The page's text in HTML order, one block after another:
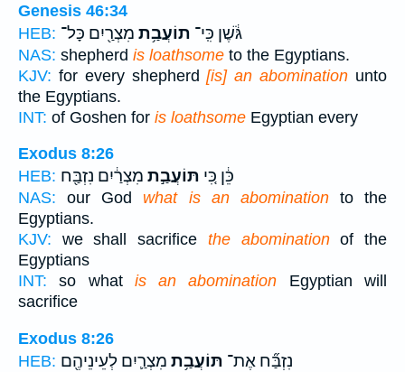
Genesis 46:34
HEB:
גֹּ֔שֶׁן כִּֽי־ תוֹעֲבַ֥ת מִצְרַ֖יִם כָּל־
NAS: shepherd is loathsome to the Egyptians.
KJV: for every shepherd[is] an abomination unto
the Egyptians.
INT: of Goshen for is loathsome Egyptian every
Exodus 8:26
HEB:
כֵּ֔ן כִּ֚י תּוֹעֲבַ֣ת מִצְרַ֔יִם נִזְבַּ֖ח
NAS: our God what is an abominationto the
Egyptians.
KJV: we shall sacrifice the abominationof the
Egyptians
INT: so what is an abomination Egyptian will
sacrifice
Exodus 8:26
HEB:
נִזְבַּ֞ח אֶת־ תּוֹעֲבַ֥ת מִצְרַ֛יִם לְעֵינֵיהֶ֖ם